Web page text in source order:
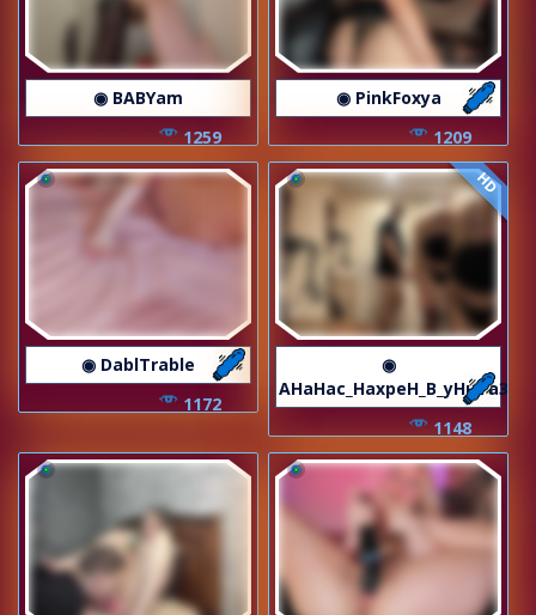
◉ BABYam
1259
◉ PinkFoxya
1209
◉ DablTrable
1172
HD
◉
AHaHac_HaxpeH_B_yHuTa3
1148